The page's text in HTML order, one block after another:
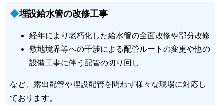
埋設給水管の改修工事
経年により老朽化した給水管の全面改修や部分改修
敷地境界等への干渉による配管ルートの変更や他の
設備工事に伴う配管の切り回し
など、露出配管や埋設配管を問わず様々な現場に対応し
ております。